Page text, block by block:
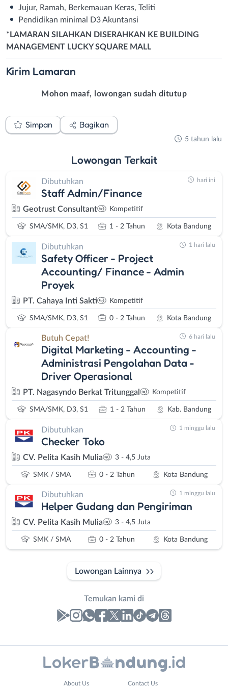
Jujur, Ramah, Berkemauan Keras, Teliti
Pendidikan minimal D3 Akuntansi
*LAMARAN SILAHKAN DISERAHKAN KE BUILDING
MANAGEMENT LUCKY SQUARE MALL
Kirim Lamaran
Mohon maaf, lowongan sudah ditutup
Simpan Bagikan
5 tahun lalu
Lowongan Terkait
Dibutuhkan
Staff Admin/Finance
Geotrust Consultant Kompetitif
SMA/SMK, D3, S1 1 - 2 Tahun Kota Bandung
hari ini
Dibutuhkan
Safety Officer - Project
Accounting/ Finance - Admin
Proyek
PT. Cahaya Inti Sakti Kompetitif
SMA/SMK, D3, S1 0 - 2 Tahun Kota Bandung
1 hari lalu
Butuh Cepat!
Digital Marketing - Accounting -
Administrasi Pengolahan Data -
Driver Operasional
PT. Nagasyndo Berkat Tritunggal Kompetitif
SMA/SMK, D3, S1 1 - 2 Tahun Kab. Bandung
6 hari lalu
Dibutuhkan
Checker Toko
CV. Pelita Kasih Mulia 3 - 4,5 Juta
SMK / SMA 0 - 2 Tahun Kota Bandung
1 minggu lalu
Dibutuhkan
Helper Gudang dan Pengiriman
CV. Pelita Kasih Mulia 3 - 4,5 Juta
SMK / SMA 0 - 2 Tahun Kota Bandung
1 minggu lalu
Lowongan Lainnya
Temukan kami di
Lowongan
About Us Contact Us